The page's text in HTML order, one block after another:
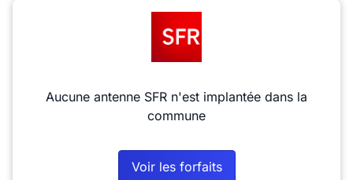
Aucune antenne SFR n'est implantée dans la
commune
Voir les forfaits